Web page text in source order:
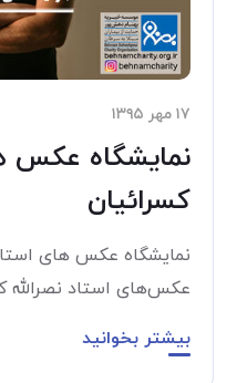
۱۷ مهر ۱۳۹۵
نمایشگاه عکس
کسرائیان
نمایشگاه عکس های
عکس‌های استاد نصرالله
بیشتر بخوانید